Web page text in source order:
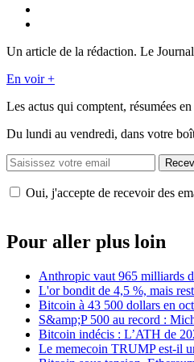
Un article de la rédaction. Le
En voir +
Les actus qui comptent, résumées
Du lundi au vendredi, dans votre
Oui, j'accepte de recevoir des
Pour aller plus loin
Anthropic vaut 965 milliards
L'or bondit de 4,5 %, mais
Bitcoin à 43 500 dollars en
S&amp;P 500 au record :
Bitcoin indécis : L’ATH de
Le memecoin TRUMP est-il